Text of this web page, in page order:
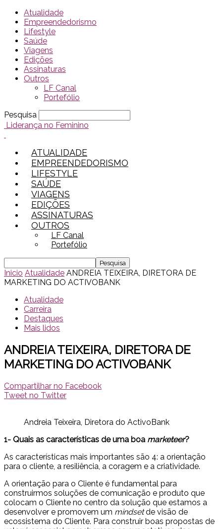
Atualidade
Empreendedorismo
Lifestyle
Saúde
Viagens
Edições
Assinaturas
Outros
LF Canal
Portefólio
Pesquisa
Liderança no Feminino
ATUALIDADE
EMPREENDEDORISMO
LIFESTYLE
SAÚDE
VIAGENS
EDIÇÕES
ASSINATURAS
OUTROS
LF Canal
Portefólio
Inicio Atualidade ANDREIA TEIXEIRA, DIRETORA DE
MARKETING DO ACTIVOBANK
Atualidade
Carreira
Destaques
Mais lidos
ANDREIA TEIXEIRA, DIRETORA DE
MARKETING DO ACTIVOBANK
Compartilhar no Facebook
Tweet no Twitter
Andreia Teixeira, Diretora do ActivoBank
1- Quais as características de uma boa marketeer?
As características mais importantes são 4: a orientação
para o cliente, a resiliência, a coragem e a criatividade.
A orientação para o Cliente é fundamental para
construirmos soluções de comunicação e produto que
colocam o Cliente no centro da solução que estamos a
desenvolver e promovem um mindsetde visão de
ecossistema do Cliente. Para construir boas propostas de